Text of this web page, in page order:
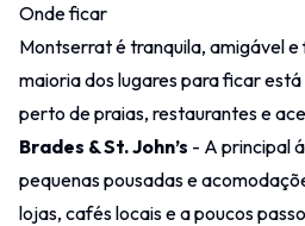
Onde ficar
Montserrat é tranquila, amigável
maioria dos lugares para ficar
perto de praias, restaurantes e
Brades & St. John’s - A principal
pequenas pousadas e
lojas, cafés locais e a poucos